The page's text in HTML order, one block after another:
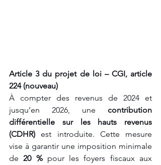
Article 3 du projet de loi – CGI, article
224 (nouveau)
À compter des revenus de 2024 et
jusqu’en 2026, une contribution
différentielle sur les hauts revenus
(CDHR) est introduite. Cette mesure
vise à garantir une imposition minimale
de 20 % pour les foyers fiscaux aux